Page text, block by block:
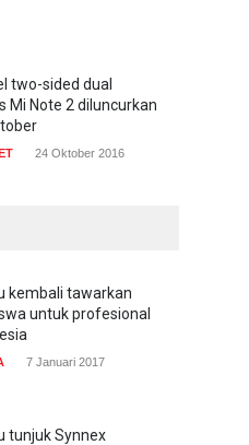
two-sided dual
Mi Note 2 diluncurkan
24 Oktober 2016
kembali tawarkan
untuk profesional
7 Januari 2017
tunjuk Synnex